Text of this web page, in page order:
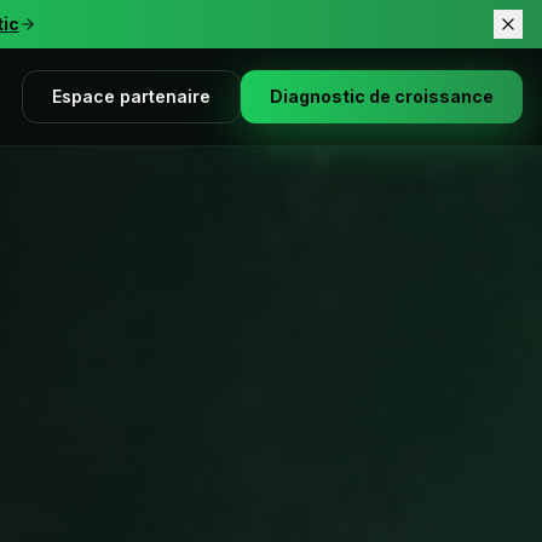
Espace partenaire Diagnostic de croissance